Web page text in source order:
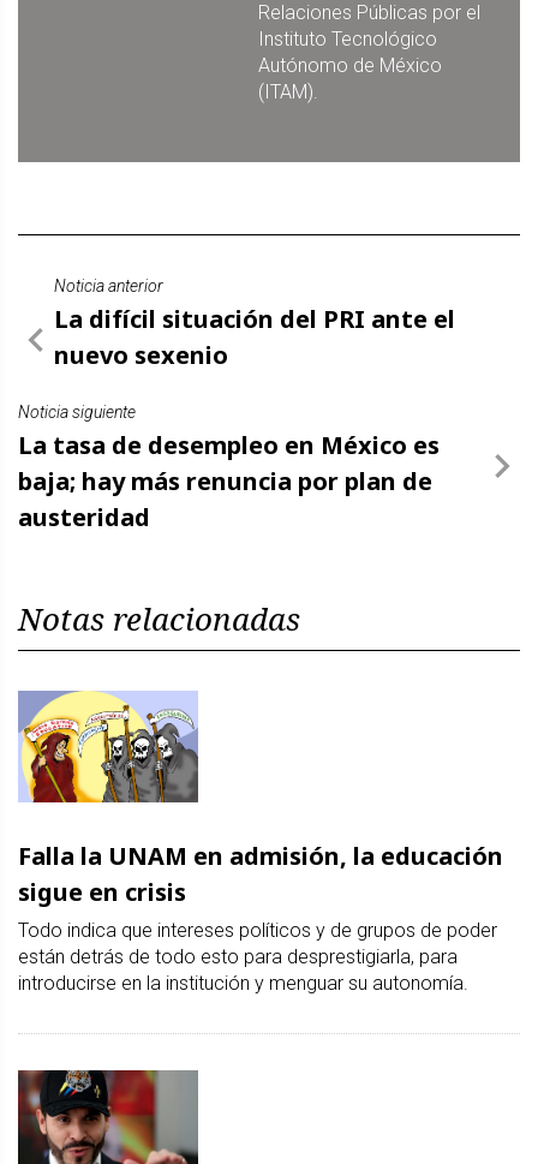
Relaciones Públicas por el
Instituto Tecnológico
Autónomo de México
(ITAM).
Noticia anterior
La difícil situación del PRI ante el
nuevo sexenio
Noticia siguiente
La tasa de desempleo en México es
baja; hay más renuncia por plan de
austeridad
Notas relacionadas
Falla la UNAM en admisión, la educación
sigue en crisis
Todo indica que intereses políticos y de grupos de poder
están detrás de todo esto para desprestigiarla, para
introducirse en la institución y menguar su autonomía.